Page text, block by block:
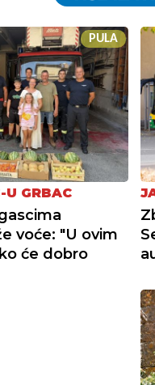
PULA
U GRBAC
voće: "U ovim
će dobro